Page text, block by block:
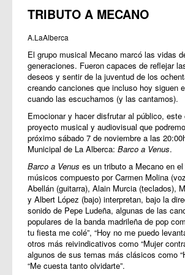
TRIBUTO A MECANO
A.LaAlberca
El grupo musical Mecano marcó las vidas
generaciones. Fueron capaces de reflejar
deseos y sentir de la juventud de los
creando canciones que incluso hoy siguen
cuando las escuchamos (y las cantamos).
Emocionar y hacer disfrutar al público,
proyecto musical y audiovisual que
próximo sábado 7 de noviembre a las
Municipal de La Alberca: Barco a Venus.
Barco a Venus es un tributo a Mecano en
músicos compuesto por Carmen Molina
Abellán (guitarra), Alain Murcia (teclados),
y Albert López (bajo) interpretan, bajo la
sonido de Pepe Ludeña, algunas de las
populares de la banda madrileña de pop
tu fiesta me colé”, “Hoy no me puedo
otros más reivindicativos como “Mujer
algunos de sus temas más clásicos como
“Me cuesta tanto olvidarte”.